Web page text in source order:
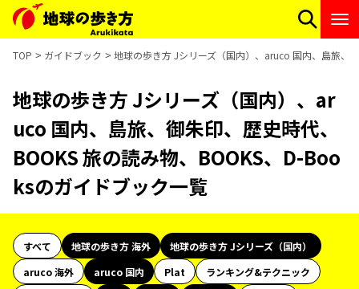
TOP ガイドブック 地球の歩き方 Jシリーズ（国内）、aruco 国内、島旅、
地球の歩き方 Jシリーズ（国内）、ar
uco 国内、島旅、御朱印、歴史時代、
BOOKS 旅の読み物、BOOKS、D-Boo
ksのガイドブック一覧
すべて 地球の歩き方 海外
地球の歩き方 Jシリーズ（国内）
aruco 海外
aruco 国内 Plat
ランキング&テクニック